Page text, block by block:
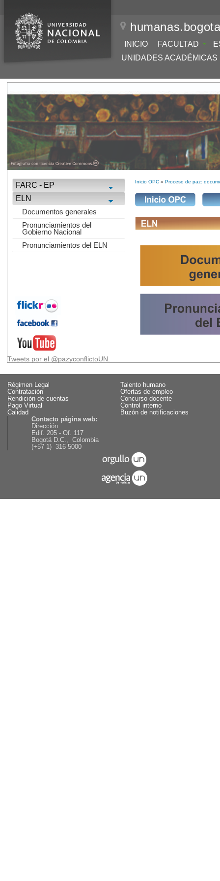
INICIO FACULTAD
UNIDADES ACADÉMICAS
FARC - EP
ELN
Documentos generales
Pronunciamientos del
Gobierno Nacional
Pronunciamientos del ELN
Tweets por el @pazyconflictoUN.
Inicio OPC » Proceso de paz:
Régimen Legal
Talento humano
Contratación
Ofertas de empleo
Rendición de cuentas
Concurso docente
Pago Virtual
Control interno
Calidad
Buzón de notificaciones
Contacto página web:
Dirección
Edif. 205 - Of. 117
Bogotá D.C., Colombia
(+57 1) 316 5000